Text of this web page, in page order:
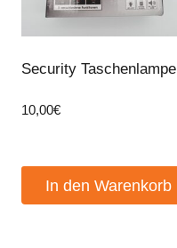
Security Taschenlampe
10,00€
In den Warenkorb